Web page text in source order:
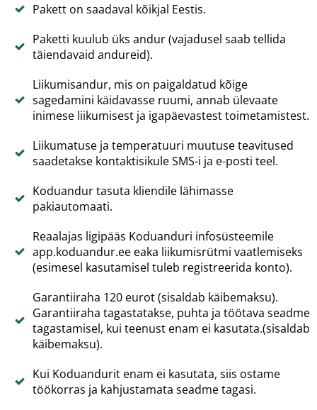
Pakett on saadaval kõikjal Eestis.
Paketti kuulub üks andur (vajadusel saab tellida
täiendavaid andureid).
Liikumisandur, mis on paigaldatud kõige
sagedamini käidavasse ruumi, annab ülevaate
inimese liikumisest ja igapäevastest toimetamistest.
Liikumatuse ja temperatuuri muutuse teavitused
saadetakse kontaktisikule SMS-i ja e-posti teel.
Koduandur tasuta kliendile lähimasse
pakiautomaati.
Reaalajas ligipääs Koduanduri infosüsteemile
app.koduandur.ee eaka liikumisrütmi vaatlemiseks
(esimesel kasutamisel tuleb registreerida konto).
Garantiiraha 120 eurot (sisaldab käibemaksu).
Garantiiraha tagastatakse, puhta ja töötava seadme
tagastamisel, kui teenust enam ei kasutata.(sisaldab
käibemaksu).
Kui Koduandurit enam ei kasutata, siis ostame
töökorras ja kahjustamata seadme tagasi.